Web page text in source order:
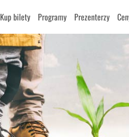
Kup bilety Programy Prezenterzy